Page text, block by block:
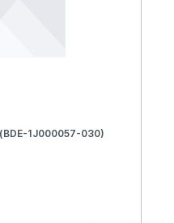
1J000057-030)